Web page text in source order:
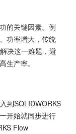
的关键因素。例
功率增大，传统
决这一难题，避
生产率。
到SOLIDWORKS
开始就同步进行
Flow